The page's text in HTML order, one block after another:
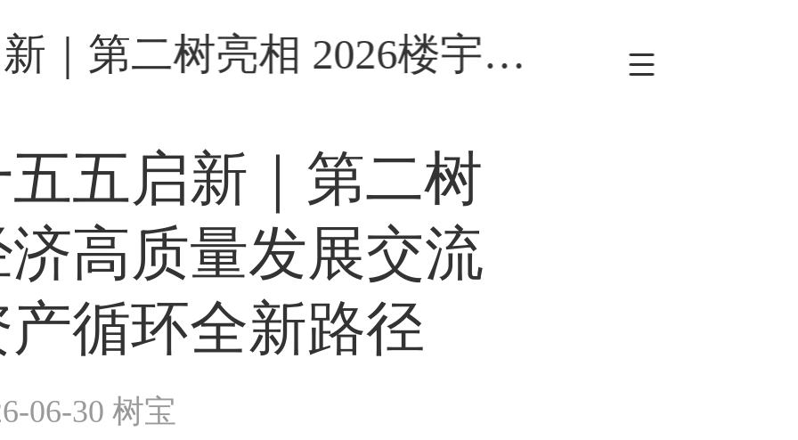
十五五启新｜第二树亮相 2026楼宇经济高质量发展交流会，解锁楼宇资产循环全新路径
五启新｜第二树亮相 2026
高质量发展交流会，解锁楼
循环全新路径
06-30 树宝